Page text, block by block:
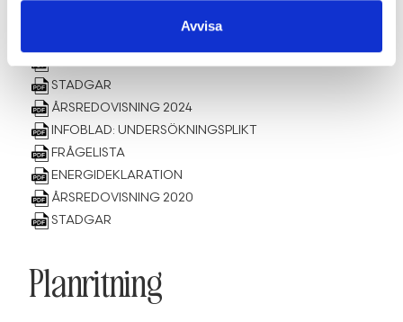
Avvisa
ENERGIDEKLARATION
STADGAR
ÅRSREDOVISNING 2024
INFOBLAD: UNDERSÖKNINGSPLIKT
FRÅGELISTA
ENERGIDEKLARATION
ÅRSREDOVISNING 2020
STADGAR
Planritning